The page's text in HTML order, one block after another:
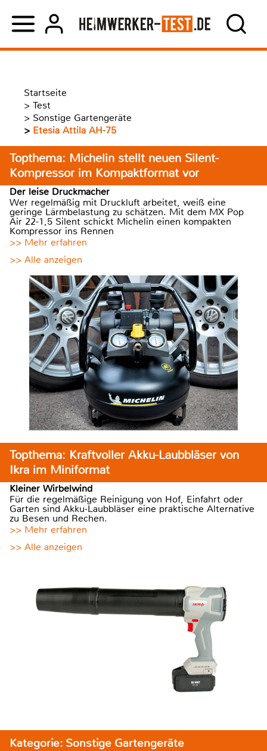
Startseite
> Test
> Sonstige Gartengeräte
> Etesia Attila AH-75
Topthema: Michelin stellt neuen Silent-
Kompressor im Kompaktformat vor
Der leise Druckmacher
Wer regelmäßig mit Druckluft arbeitet, weiß eine
geringe Lärmbelastung zu schätzen. Mit dem MX Pop
Air 22-1,5 Silent schickt Michelin einen kompakten
Kompressor ins Rennen
>> Mehr erfahren
>> Alle anzeigen
Topthema: Kraftvoller Akku-Laubbläser von
Ikra im Miniformat
Kleiner Wirbelwind
Für die regelmäßige Reinigung von Hof, Einfahrt oder
Garten sind Akku-Laubbläser eine praktische Alternative
zu Besen und Rechen.
>> Mehr erfahren
>> Alle anzeigen
Kategorie: Sonstige Gartengeräte